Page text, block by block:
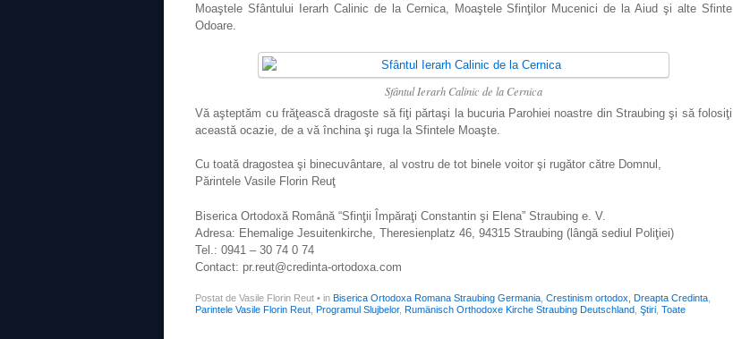
Moaştele Sfântului Ierarh Calinic de la Cernica, Moaştele Sfinţilor Mucenici de la Aiud şi alte Sfinte
Odoare.
Sfântul Ierarh Calinic de la Cernica
Vă aşteptăm cu frăţească dragoste să fiţi părtaşi la bucuria Parohiei noastre din Straubing şi să folosiţi
această ocazie, de a vă închina şi ruga la Sfintele Moaşte.
Cu toată dragostea şi binecuvântare, al vostru de tot binele voitor şi rugător către Domnul,
Părintele Vasile Florin Reuţ
Biserica Ortodoxă Română “Sfinţii Împăraţi Constantin şi Elena” Straubing e. V.
Adresa: Ehemalige Jesuitenkirche, Theresienplatz 46, 94315 Straubing (lângă sediul Poliţiei)
Tel.: 0941 – 30 74 0 74
Contact: pr.reut@credinta-ortodoxa.com
Postat de Vasile Florin Reut • in Biserica Ortodoxa Romana Straubing Germania Crestinism ortodox, Dreapta Credinta
Parintele Vasile Florin Reut
Programul Slujbelor, Rumänisch Orthodoxe Kirche Straubing Deutschland Ştiri Toate